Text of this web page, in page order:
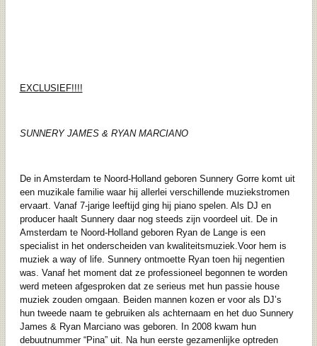
EXCLUSIEF!!!!
SUNNERY JAMES & RYAN MARCIANO
De in Amsterdam te Noord-Holland geboren Sunnery Gorre komt uit
een muzikale familie waar hij allerlei verschillende muziekstromen
ervaart. Vanaf 7-jarige leeftijd ging hij piano spelen. Als DJ en
producer haalt Sunnery daar nog steeds zijn voordeel uit. De in
Amsterdam te Noord-Holland geboren Ryan de Lange is een
specialist in het onderscheiden van kwaliteitsmuziek.Voor hem is
muziek a way of life. Sunnery ontmoette Ryan toen hij negentien
was. Vanaf het moment dat ze professioneel begonnen te worden
werd meteen afgesproken dat ze serieus met hun passie house
muziek zouden omgaan. Beiden mannen kozen er voor als DJ’s
hun tweede naam te gebruiken als achternaam en het duo Sunnery
James & Ryan Marciano was geboren. In 2008 kwam hun
debuutnummer “Pina” uit. Na hun eerste gezamenlijke optreden